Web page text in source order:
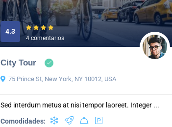
4.3
4 comentarios
City Tour
75 Prince St, New York, NY 10012, USA
Sed interdum metus at nisi tempor laoreet. Integer ...
Comodidades: